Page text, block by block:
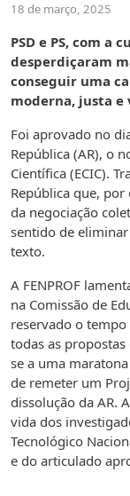
18 de março, 2025
PSD e PS, com a
desperdiçaram
conseguir uma
moderna, justa e
Foi aprovado no
República (AR), o
Científica (ECIC).
República que,
da negociação
sentido de
texto.
A FENPROF
na Comissão de
reservado o tempo
todas as
se a uma
de remeter um
dissolução da AR.
vida dos
Tecnológico
e do articulado